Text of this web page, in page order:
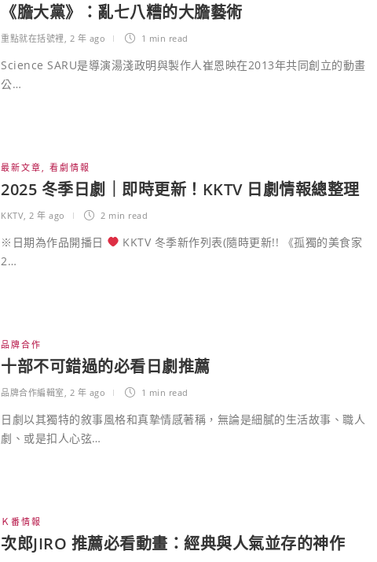
《膽大黨》：亂七八糟的大膽藝術
重點就在括號裡 2 年 ago 1 min read
Science SARU是導演湯淺政明與製作人崔恩映在2013年共同創立的動畫
公…
最新文章 看劇情報
2025 冬季日劇｜即時更新！KKTV 日劇情報總整理
KKTV 2 年 ago 2 min read
※日期為作品開播日
KKTV 冬季新作列表(隨時更新!! 《孤獨的美食家
2…
品牌合作
十部不可錯過的必看日劇推薦
品牌合作編輯室 2 年 ago 1 min read
日劇以其獨特的敘事風格和真摯情感著稱，無論是細膩的生活故事、職人
劇、或是扣人心弦…
Ｋ番情報
次郎JIRO 推薦必看動畫：經典與人氣並存的神作